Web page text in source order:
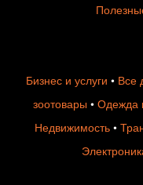
Бизнес и услуги • Все
зоотовары • Одежда
Недвижимость•